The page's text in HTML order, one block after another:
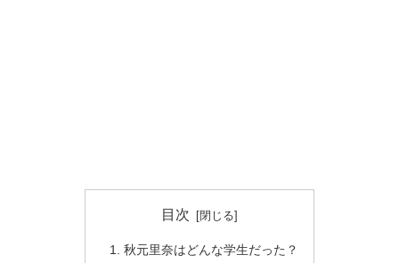
目次
秋元里奈はどんな学生だった？